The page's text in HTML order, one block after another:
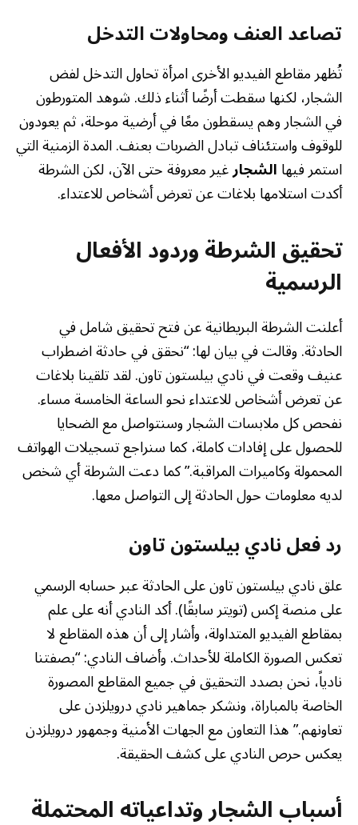
تصاعد العنف ومحاولات التدخل
تُظهر مقاطع الفيديو الأخرى امرأة تحاول التدخل لفض
الشجار، لكنها سقطت أرضًا أثناء ذلك. شوهد المتورطون
في الشجار وهم يسقطون معًا في أرضية موحلة، ثم يعودون
للوقوف واستئناف تبادل الضربات بعنف. المدة الزمنية التي
استمر فيهاالشجارغير معروفة حتى الآن، لكن الشرطة
أكدت استلامها بلاغات عن تعرض أشخاص للاعتداء.
تحقيق الشرطة وردود الأفعال
الرسمية
أعلنت الشرطة البريطانية عن فتح تحقيق شامل في
الحادثة. وقالت في بيان لها: “نحقق في حادثة اضطراب
عنيف وقعت في نادي بيلستون تاون. لقد تلقينا بلاغات
عن تعرض أشخاص للاعتداء نحو الساعة الخامسة مساء.
نفحص كل ملابسات الشجار وسنتواصل مع الضحايا
للحصول على إفادات كاملة، كما سنراجع تسجيلات الهواتف
المحمولة وكاميرات المراقبة.” كما دعت الشرطة أي شخص
لديه معلومات حول الحادثة إلى التواصل معها.
رد فعل نادي بيلستون تاون
علق نادي بيلستون تاون على الحادثة عبر حسابه الرسمي
على منصة إكس (تويتر سابقًا). أكد النادي أنه على علم
بمقاطع الفيديو المتداولة، وأشار إلى أن هذه المقاطع لا
تعكس الصورة الكاملة للأحداث. وأضاف النادي: “بصفتنا
نادياً، نحن بصدد التحقيق في جميع المقاطع المصورة
الخاصة بالمباراة، ونشكر جماهير نادي درويلزدن على
تعاونهم.” هذا التعاون مع الجهات الأمنية وجمهور درويلزدن
يعكس حرص النادي على كشف الحقيقة.
أسباب الشجار وتداعياته المحتملة